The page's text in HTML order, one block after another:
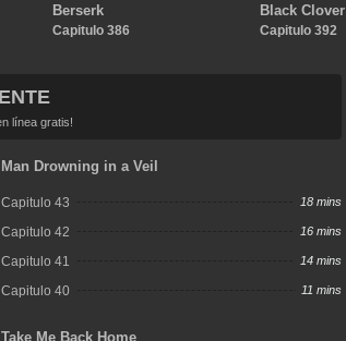
Berserk
Capitulo 386
Black Clover
Capitulo 392
línea gratis!
Man Drowning in a Veil
Capitulo 43 18 mins
Capitulo 42 16 mins
Capitulo 41 14 mins
Capitulo 40 11 mins
Take Me Back Home